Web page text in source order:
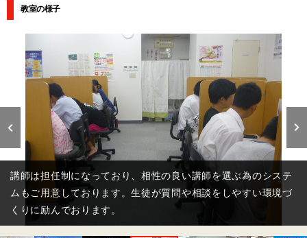
教室の様子
講師は担任制になっており、相性の良い講師を選ぶ為のシステ
ムもご用意しております。生徒が質問や相談をしやすい環境づ
くりに励んでおります。